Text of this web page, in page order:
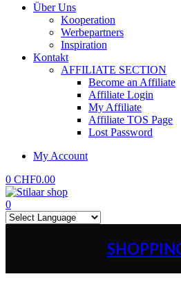
Über Uns
Kooperation
Werbepartners
Inspiration
Kontakt
AFFILIATE SECTION
Become an Affiliate
Affiliate Login
My Affiliate
Affiliate TOS Page
Lost Password
My Account
0 CHF0.00
0